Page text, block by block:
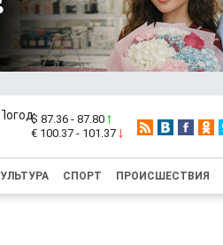
$ 87.36 - 87.80
€ 100.37 - 101.37
СПОРТ ПРОИСШЕСТВИЯ